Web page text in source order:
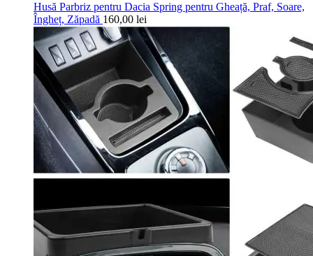
Husă Parbriz pentru Dacia Spring pentru Gheață, Praf, Soare,
Îngheț, Zăpadă 160,00 lei